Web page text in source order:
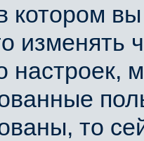
котором
изменять
настроек,
то